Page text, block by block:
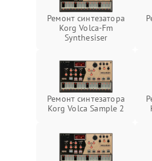
Ремонт синтезатора
Korg Volca-Fm
Synthesiser
Ремонт синтезатора
Korg Volca Sample 2